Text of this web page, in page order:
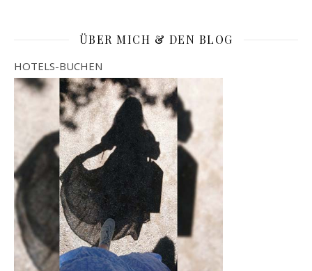
ÜBER MICH & DEN BLOG
HOTELS-BUCHEN